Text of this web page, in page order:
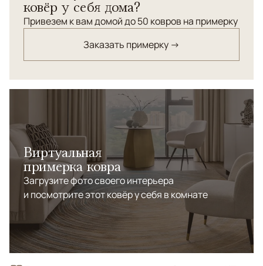
ковёр у себя дома?
Привезем к вам домой до 50 ковров на примерку
Заказать примерку →
Виртуальная
примерка ковра
Загрузите фото своего интерьера
и посмотрите этот ковёр у себя в комнате